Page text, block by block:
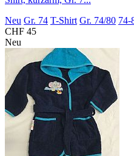
Neu Gr. 74 T-Shirt Gr. 74/80 74-
CHF 45
Neu